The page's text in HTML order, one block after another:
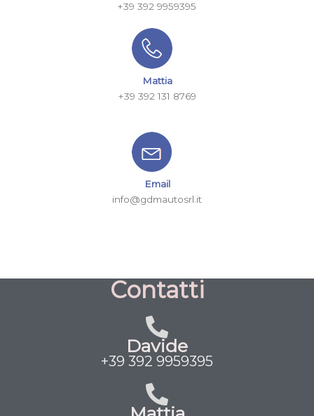
+39 392 9959395
Mattia
+39 392 131 8769
Email
info@gdmautosrl.it
Contatti
Davide
+39 392 9959395